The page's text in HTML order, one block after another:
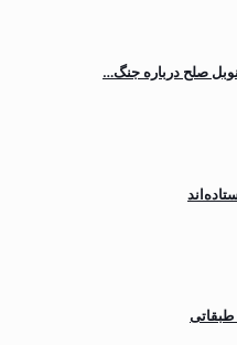
صلح درباره جنگ…
طبقاتی